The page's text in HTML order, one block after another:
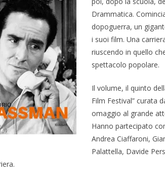
Drammatica.
dopoguerra, un
i suoi film. Una
riuscendo in quello
spettacolo popolare.
Il volume, il quinto
Film Festival” curata
omaggio al grande
Hanno partecipato
Andrea Ciaffaroni,
Palattella, Davide